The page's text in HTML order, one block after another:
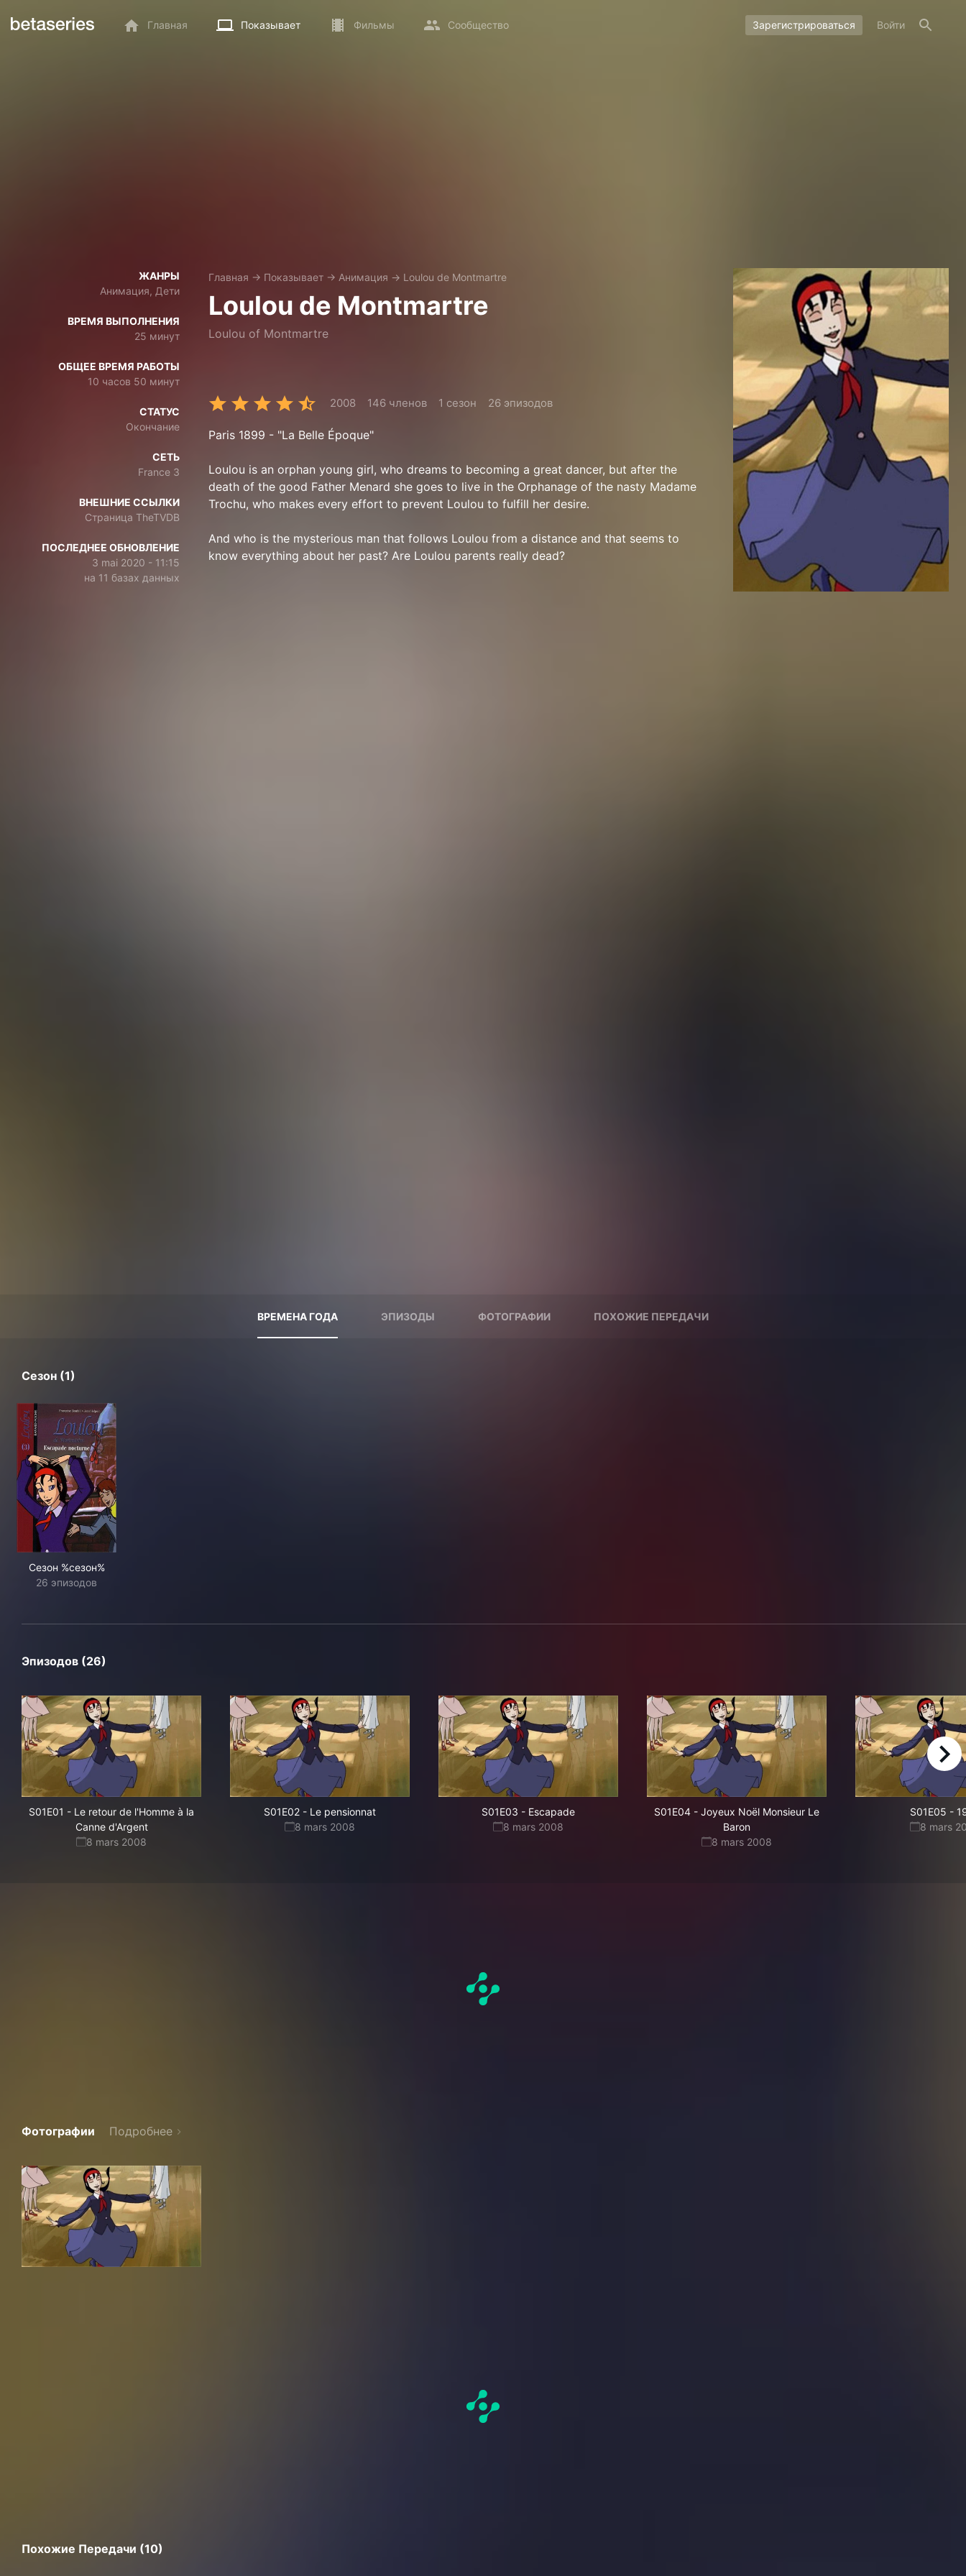
Главная Показывает Фильмы Сообщество Зарегистрироваться Войти
ЖАНРЫ
Анимация, Дети
ВРЕМЯ ВЫПОЛНЕНИЯ
25 минут
ОБЩЕЕ ВРЕМЯ РАБОТЫ
10 часов 50 минут
СТАТУС
Окончание
СЕТЬ
France 3
ВНЕШНИЕ ССЫЛКИ
Страница TheTVDB
ПОСЛЕДНЕЕ ОБНОВЛЕНИЕ
3 mai 2020 - 11:15
на 11 базах данных
Главная → Показывает → Анимация → Loulou de Montmartre
Loulou de Montmartre
Loulou of Montmartre
2008 146 членов 1 сезон 26 эпизодов
Paris 1899 - "La Belle Époque"
Loulou is an orphan young girl, who dreams to becoming a great dancer, but after the
death of the good Father Menard she goes to live in the Orphanage of the nasty Madame
Trochu, who makes every effort to prevent Loulou to fulfill her desire.
And who is the mysterious man that follows Loulou from a distance and that seems to
know everything about her past? Are Loulou parents really dead?
ВРЕМЕНА ГОДА ЭПИЗОДЫ ФОТОГРАФИИ ПОХОЖИЕ ПЕРЕДАЧИ
Сезон (1)
Сезон %сезон%
26 эпизодов
Эпизодов (26)
S01E01 - Le retour de l'Homme à la
Canne d'Argent
8 mars 2008
S01E02 - Le pensionnat
8 mars 2008
S01E03 - Escapade
8 mars 2008
S01E04 - Joyeux Noël Monsieur Le
Baron
8 mars 2008
S01E05 -
8 mars
right
Фотографии Подробнее
Похожие Передачи (10)